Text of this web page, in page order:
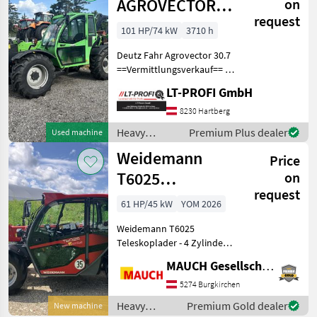
Used machine
AGROVECTOR
30,7
on
request
101 HP/74 kW
3710 h
Deutz Fahr Agrovector 30.7
==Vermittlungsverkauf== -
einsatzbereit Maschine zu
besichtigen bei #LT-Profi
GmbH
#LandtechnikFürProfis
LT-PROFI GmbH
8230 Hartberg
Heavy
equipment/
construction
machines /
Deutz Fahr
Premium Plus dealer
New machine
Weidemann
T6025
Teleskoplader
Price
on
request
61 HP/45 kW
YOM 2026
Weidemann T6025
Teleskoplader - 4 Zylinder
optional) - Kabine mit
Heizung und Lüftung - LED
Arbeitsscheinwerfer (1x
vorne, 1x hint
MAUCH Gesellschaft m.b.H. & Co.KG
5274 Burgkirchen
Heavy
Premium Gold dealer